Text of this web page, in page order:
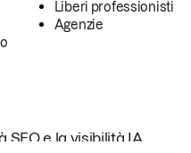
Liberi professionisti
Agenzie
e la visibilità IA.